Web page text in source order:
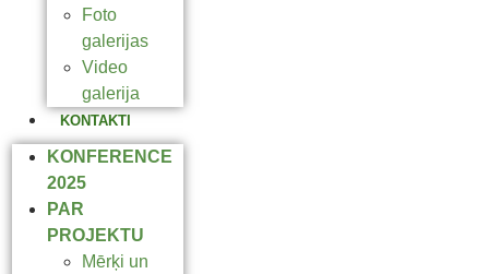
Foto
galerijas
Video
galerija
KONTAKTI
KONFERENCE
2025
PAR
PROJEKTU
Mērķi un